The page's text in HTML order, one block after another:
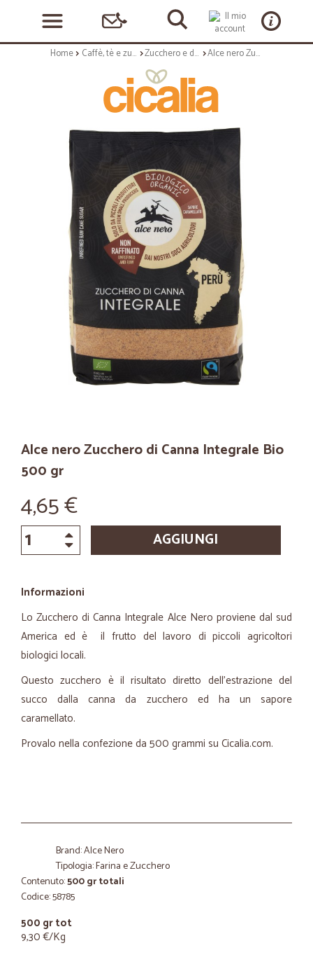
Home Caffè, tè e zucchero Zucchero e dolcificanti Alce nero Zucchero di Canna Integrale Bio 500 gr
Alce nero Zucchero di Canna Integrale Bio
500 gr
4,65 €
AGGIUNGI
Informazioni
Lo Zucchero di Canna Integrale Alce Nero proviene dal sud
America ed è il frutto del lavoro di piccoli agricoltori
biologici locali.
Questo zucchero è il risultato diretto dell’estrazione del
succo dalla canna da zucchero ed ha un sapore
caramellato.
Provalo nella confezione da 500 grammi su Cicalia.com.
Brand: Alce Nero
Tipologia: Farina e Zucchero
Contenuto:500 gr totali
Codice: 58785
500 gr tot
9,30 €/Kg